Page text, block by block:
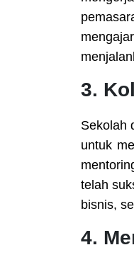
3.
Sekolah
untuk
telah
bisnis,
4.